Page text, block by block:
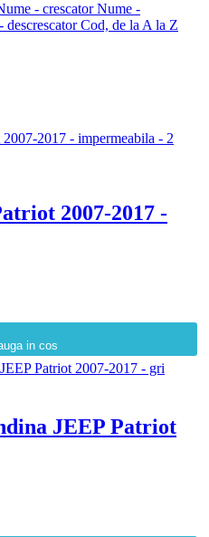
- crescatorNume -
descrescatorCod, de la A la Z
2007-2017 -
in cos
JEEP Patriot